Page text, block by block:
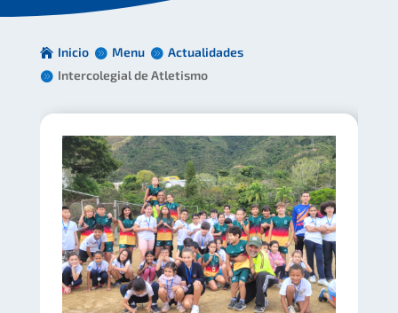
Inicio Menu
Actualidades
Intercolegial de Atletismo